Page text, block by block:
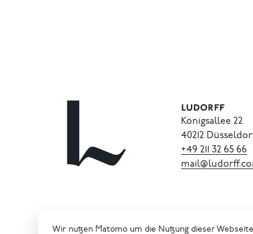
Königsallee 22
40212
+49 211 32 65 66
Wir nutzen Matomo um die Nutzung dieser